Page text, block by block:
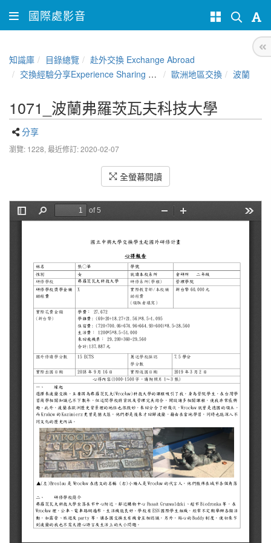
國際處影音
知識庫 目錄總覽
赴外交換 Exchange Abroad
交換經驗分享Experience Sharing of NCHU Exchange Program
歐洲地區交換 波蘭
1071_波蘭弗羅茨瓦夫科技大學
分享
瀏覽: 1228, 最近修訂: 2020-02-07
全螢幕閱讀